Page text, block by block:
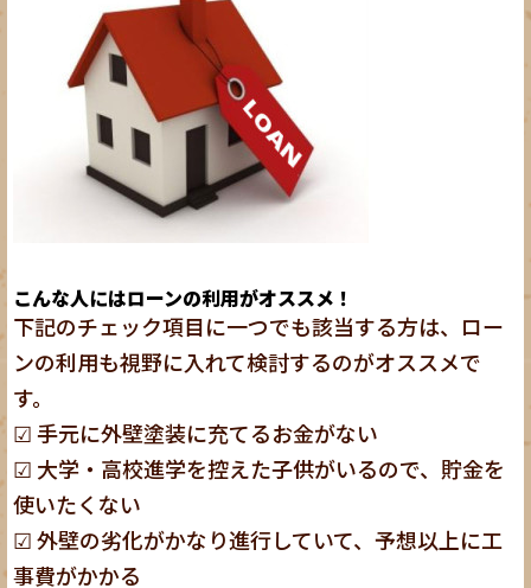
こんな人にはローンの利用がオススメ！
下記のチェック項目に一つでも該当する方は、ロー
ンの利用も視野に入れて検討するのがオススメで
す。
☑ 手元に外壁塗装に充てるお金がない
☑ 大学・高校進学を控えた子供がいるので、貯金を
使いたくない
☑ 外壁の劣化がかなり進行していて、予想以上に工
事費がかかる